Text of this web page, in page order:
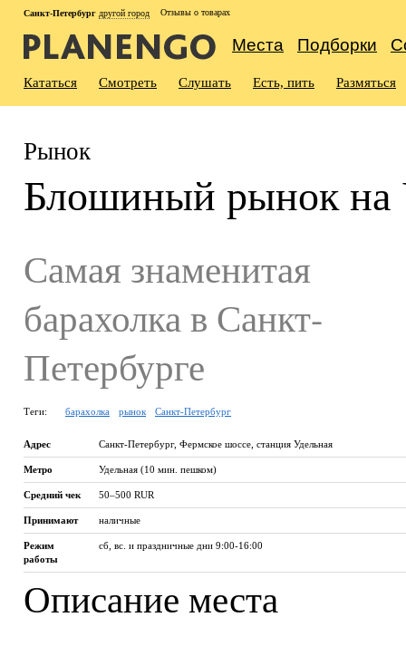
Санкт-Петербург другой город Отзывы о товарах
Места Подборки
Кататься Смотреть Слушать Есть, пить Размяться
Рынок
Блошиный рынок на
Самая знаменитая
барахолка в Санкт-
Петербурге
Теги: барахолка рынок Санкт-Петербург
Адрес Санкт-Петербург, Фермское шоссе, станция Удельная
Метро Удельная (10 мин. пешком)
Средний чек 50–500 RUR
Принимают наличные
Режим
работы
сб, вс. и праздничные дни 9:00-16:00
Описание места